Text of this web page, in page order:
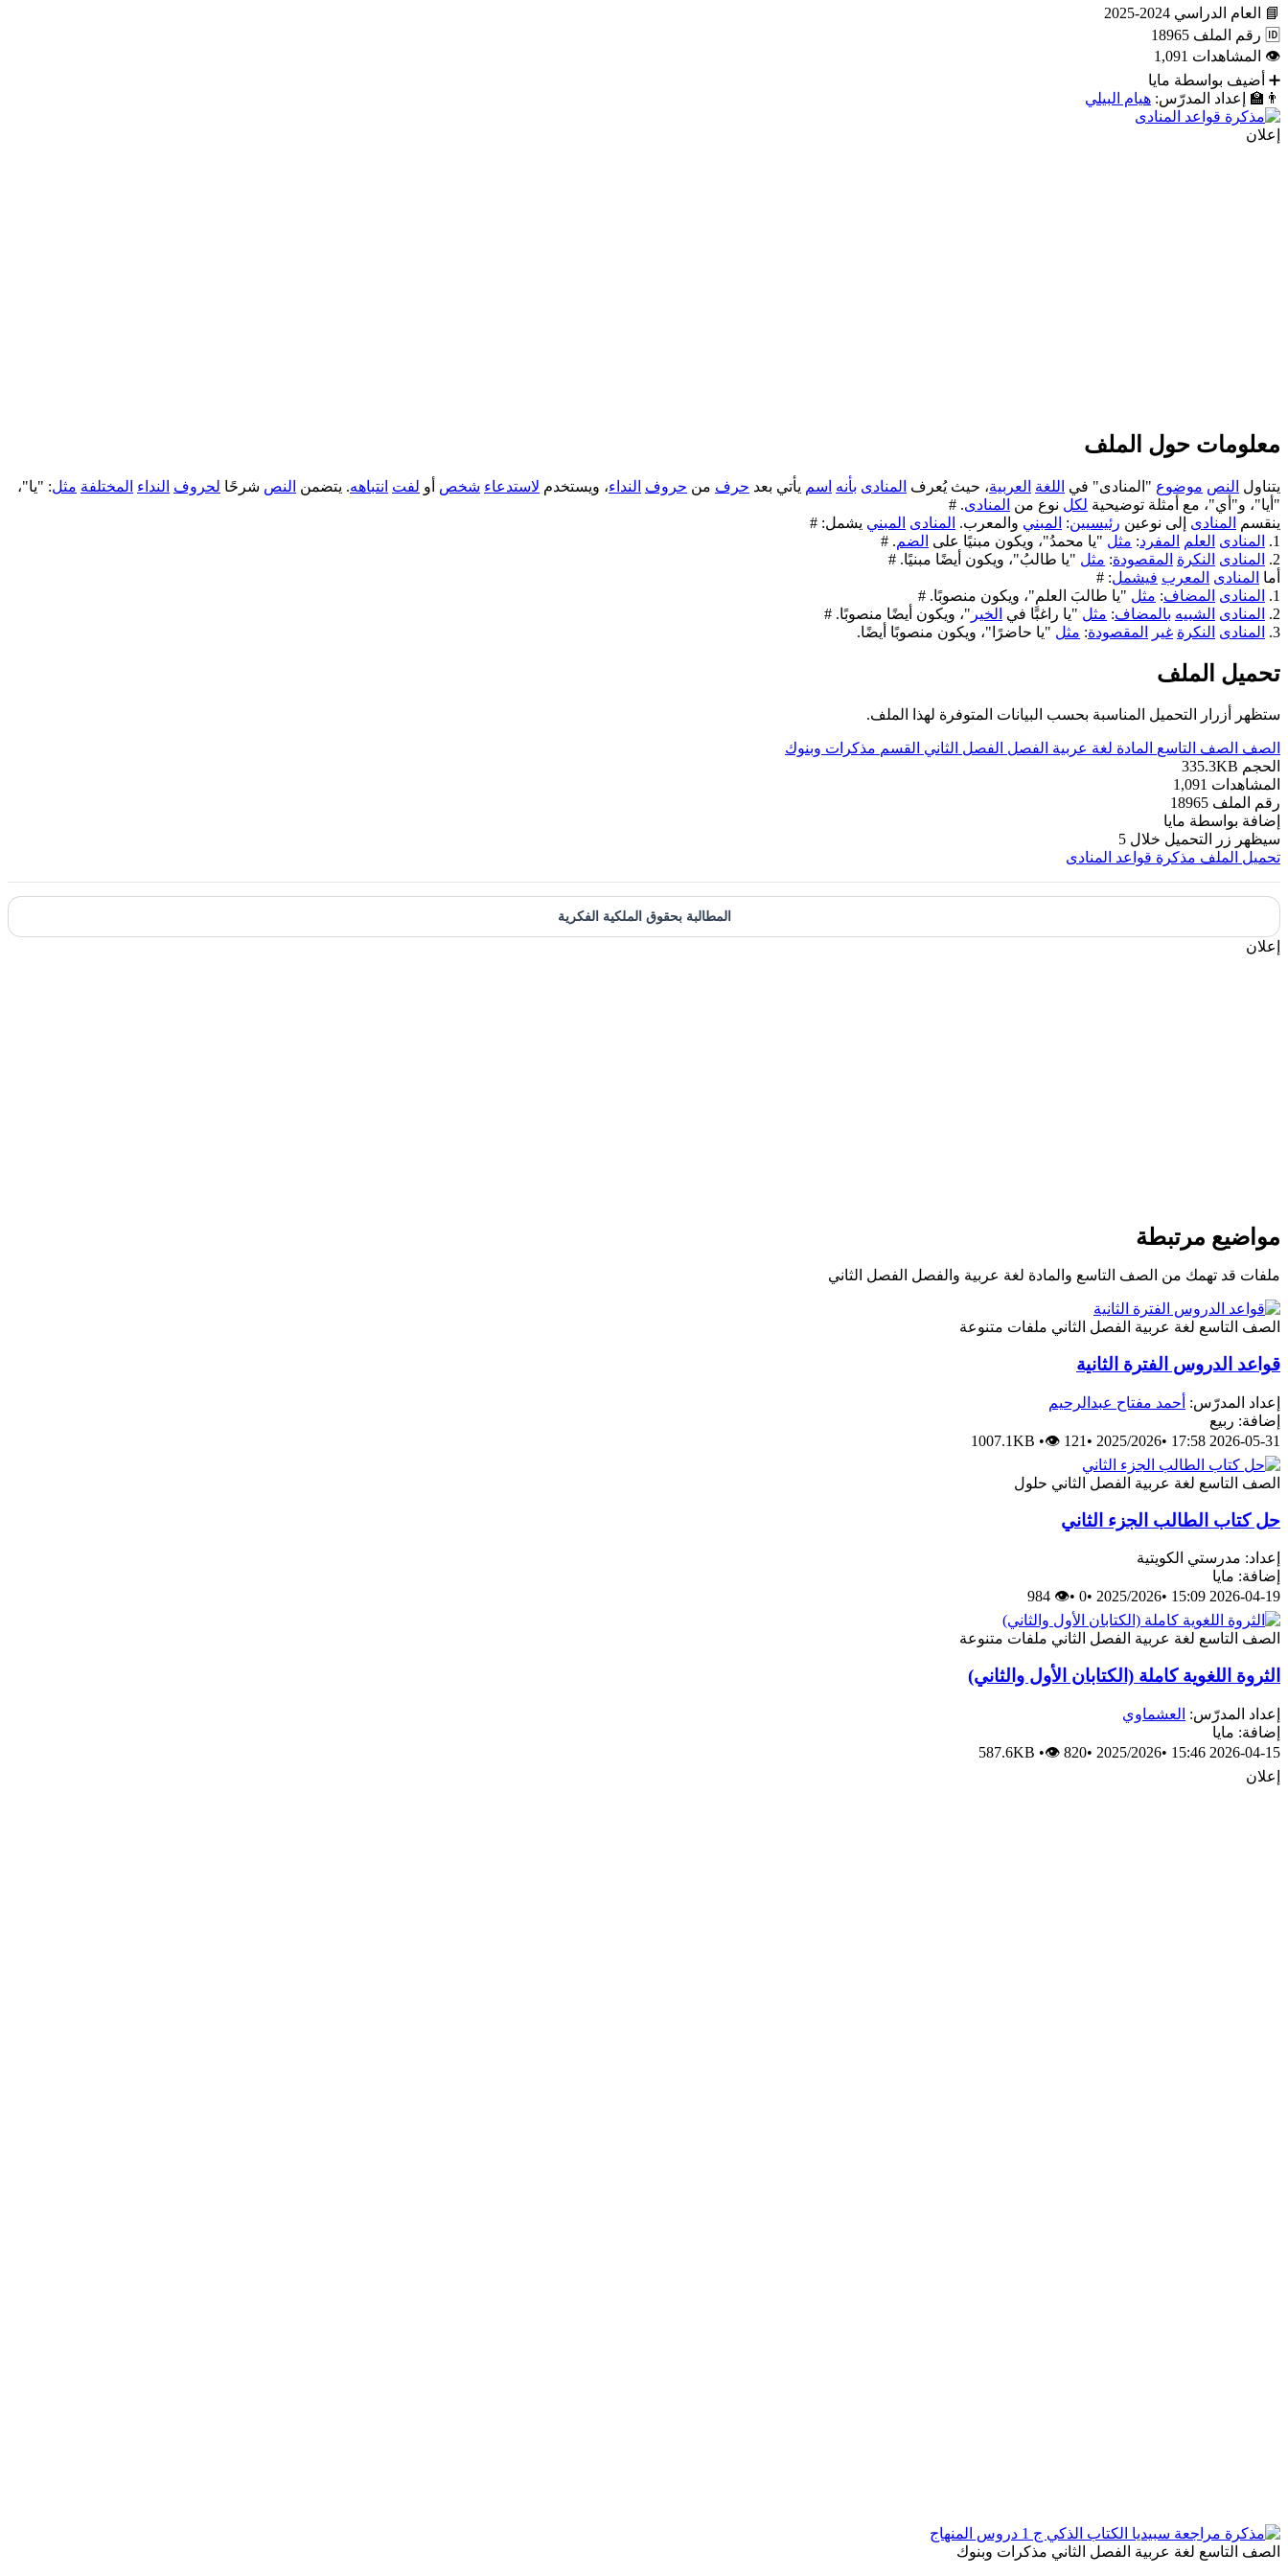
📘 العام الدراسي 2024-2025
🆔 رقم الملف 18965
👁 المشاهدات 1,091
➕ أضيف بواسطة مايا
👨‍🏫
إعداد المدرّس: هيام البيلي
إعلان
معلومات حول الملف
يتناول النص موضوع "المنادى" في اللغة العربية، حيث يُعرف المنادى بأنه اسم يأتي بعد حرف من حروف النداء، ويستخدم لاستدعاء شخص أو لفت انتباهه. يتضمن النص شرحًا لحروف النداء المختلفة مثل: "يا"،
"أيا"، و"أي"، مع أمثلة توضيحية لكل نوع من المنادى. #
ينقسم
المنادى إلى نوعين رئيسيين: المبني والمعرب. المنادى المبني يشمل: #
1.
المنادى العلم المفرد: مثل "يا محمدُ"، ويكون مبنيًا على الضم. #
2.
المنادى النكرة المقصودة: مثل "يا طالبُ"، ويكون أيضًا مبنيًا. #
أما المنادى المعرب فيشمل: #
1.
المنادى المضاف: مثل "يا طالبَ العلمِ"، ويكون منصوبًا. #
2.
المنادى الشبيه بالمضاف: مثل "يا راغبًا في الخير "، ويكون أيضًا منصوبًا. #
3.
المنادى النكرة غير المقصودة: مثل "يا حاضرًا"، ويكون منصوبًا أيضًا.
تحميل الملف
ستظهر أزرار التحميل المناسبة بحسب البيانات المتوفرة لهذا الملف.
الصف الصف التاسع المادة لغة عربية الفصل الفصل الثاني القسم مذكرات وبنوك
الحجم 335.3KB
المشاهدات 1,091
رقم الملف 18965
إضافة بواسطة مايا
سيظهر زر التحميل خلال 5
تحميل الملف مذكرة قواعد المنادى
المطالبة بحقوق الملكية الفكرية
إعلان
مواضيع مرتبطة
ملفات قد تهمك من الصف التاسع والمادة لغة عربية والفصل الفصل الثاني
الصف التاسع لغة عربية الفصل الثاني ملفات متنوعة
قواعد الدروس الفترة الثانية
إعداد المدرّس: أحمد مفتاح عبدالرحيم
إضافة: ربيع
2026-05-31 17:58
•
2025/2026
•
1007.1KB •👁 121
الصف التاسع لغة عربية الفصل الثاني حلول
حل كتاب الطالب الجزء الثاني
إعداد: مدرستي الكويتية
إضافة: مايا
2026-04-19 15:09
•
2025/2026
•
0
•
👁 984
الصف التاسع لغة عربية الفصل الثاني ملفات متنوعة
الثروة اللغوية كاملة (الكتابان الأول والثاني)
إعداد المدرّس: العشماوي
إضافة: مايا
2026-04-15 15:46
•
2025/2026
•
587.6KB •👁 820
إعلان
الصف التاسع لغة عربية الفصل الثاني مذكرات وبنوك